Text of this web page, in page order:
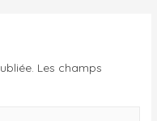
Les champs